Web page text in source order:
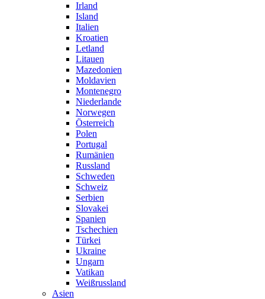
Irland
Island
Italien
Kroatien
Letland
Litauen
Mazedonien
Moldavien
Montenegro
Niederlande
Norwegen
Österreich
Polen
Portugal
Rumänien
Russland
Schweden
Schweiz
Serbien
Slovakei
Spanien
Tschechien
Türkei
Ukraine
Ungarn
Vatikan
Weißrussland
Asien